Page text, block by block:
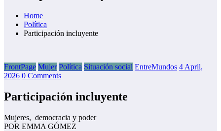
Home
Política
Participación incluyente
FrontPage Mujer Política Situación social EntreMundos 4 April,
2026 0 Comments
Participación incluyente
Mujeres, democracia y poder
POR EMMA GÓMEZ